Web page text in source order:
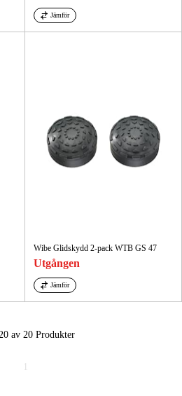
Jämför
Wibe Glidskydd 2-pack WTB GS 47
Utgången
Jämför
av 20 Produkter